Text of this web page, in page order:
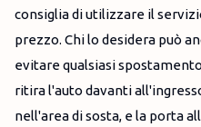
consiglia di utilizzare il
prezzo. Chi lo desidera può
evitare qualsiasi
ritira l'auto davanti
nell'area di sosta, e la porta